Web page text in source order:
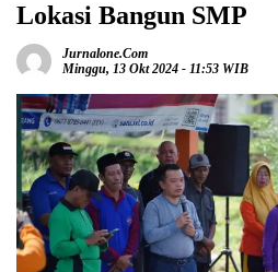
Lokasi Bangun SMP
Jurnalone.com
Minggu, 13 Okt 2024 - 11:53 WIB